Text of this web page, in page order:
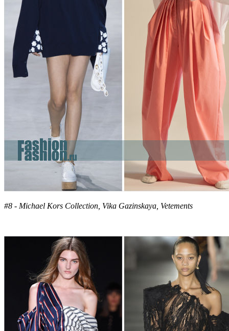
#8 - Michael Kors Collection, Vika Gazinskaya, Vetements